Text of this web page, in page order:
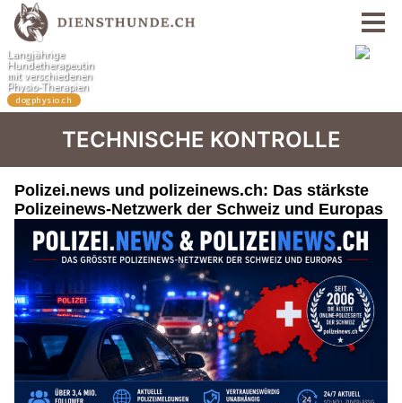
TECHNISCHE KONTROLLE
Polizei.news und polizeinews.ch: Das stärkste
Polizeinews-Netzwerk der Schweiz und Europas